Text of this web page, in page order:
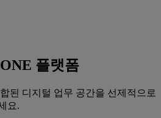
플랫폼
된 디지털 업무 공간을 선제적으로
요.